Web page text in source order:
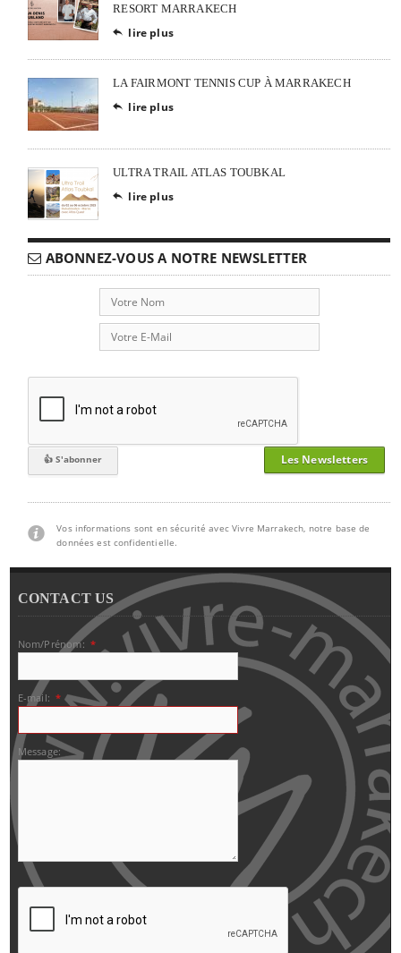
RESORT MARRAKECH
 lire plus
LA FAIRMONT TENNIS CUP À MARRAKECH
 lire plus
ULTRA TRAIL ATLAS TOUBKAL
 lire plus
ABONNEZ-VOUS A NOTRE NEWSLETTER
Les Newsletters
Vos informations sont en sécurité avec Vivre Marrakech, notre base de
données est confidentielle.
CONTACT US
Nom/Prénom: *
E-mail: *
Message: